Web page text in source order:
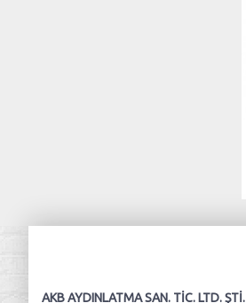
AKB AYDINLATMA SAN. TIC. LTD. ŞTI.